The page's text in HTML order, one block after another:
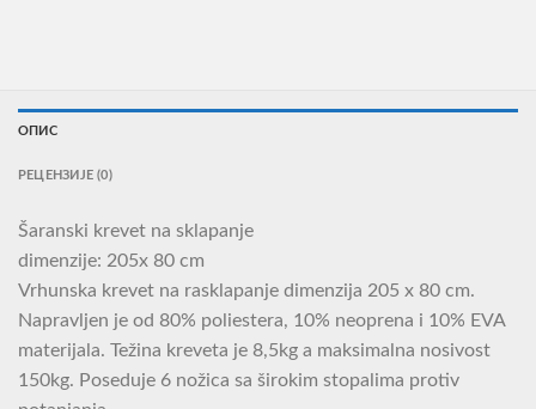
ОПИС
РЕЦЕНЗИЈЕ (0)
Šaranski krevet na sklapanje
dimenzije: 205x 80 cm
Vrhunska krevet na rasklapanje dimenzija 205 x 80 cm.
Napravljen je od 80% poliestera, 10% neoprena i 10% EVA
materijala. Težina kreveta je 8,5kg a maksimalna nosivost
150kg. Poseduje 6 nožica sa širokim stopalima protiv